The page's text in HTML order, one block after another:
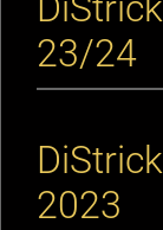
23/24
2023